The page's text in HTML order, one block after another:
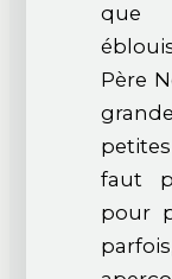
que
Père
faut
pour